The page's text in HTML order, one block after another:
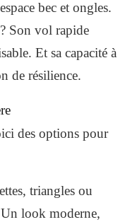
bec et ongles.
Son vol rapide
Et sa capacité à
de résilience.
des options pour
triangles ou
Un look moderne,